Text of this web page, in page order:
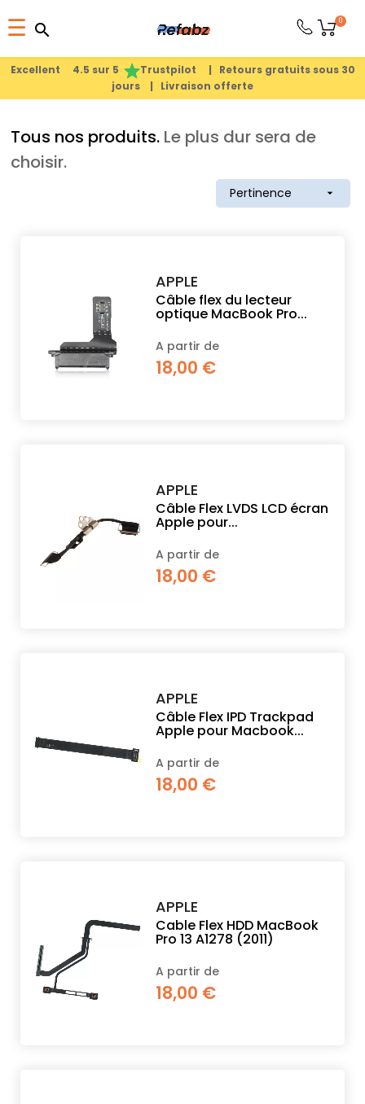
Excellent 4.5 sur 5 Trustpilot | Retours gratuits sous 30
jours | Livraison offerte
Basculer
la
navigation
☰ search
0
search
Tous nos produits. Le plus dur sera de
choisir.
Pertinence 
APPLE
Câble flex du lecteur
optique MacBook Pro...
A partir de
18,00 €
APPLE
Câble Flex LVDS LCD écran
Apple pour...
A partir de
18,00 €
APPLE
Câble Flex IPD Trackpad
Apple pour Macbook...
A partir de
18,00 €
APPLE
Cable Flex HDD MacBook
Pro 13 A1278 (2011)
A partir de
18,00 €
search
PRODUITS
APPLE
PROPOS